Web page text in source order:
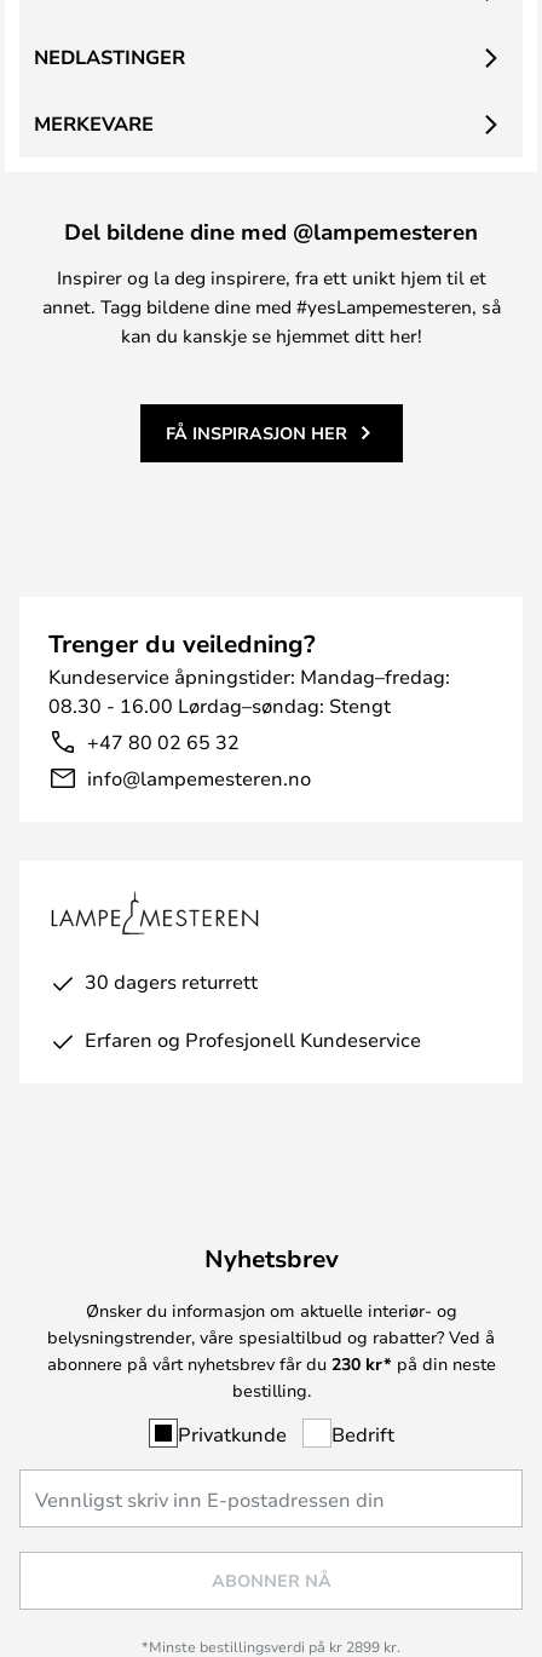
NEDLASTINGER
MERKEVARE
Del bildene dine med @lampemesteren
Inspirer og la deg inspirere, fra ett unikt hjem til et
annet. Tagg bildene dine med #yesLampemesteren, så
kan du kanskje se hjemmet ditt her!
FÅ INSPIRASJON HER
Trenger du veiledning?
Kundeservice åpningstider: Mandag–fredag:
08.30 - 16.00 Lørdag–søndag: Stengt
+47 80 02 65 32
info@lampemesteren.no
30 dagers returrett
Erfaren og Profesjonell Kundeservice
Nyhetsbrev
Ønsker du informasjon om aktuelle interiør- og
belysningstrender, våre spesialtilbud og rabatter? Ved å
abonnere på vårt nyhetsbrev får du 230 kr* på din neste
bestilling.
Privatkunde Bedrift
ABONNER NÅ
*Minste bestillingsverdi på kr 2899 kr.